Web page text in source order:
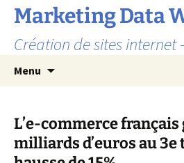
Marketing Data
Création de sites internet
Menu
L’e-commerce français
milliards d’euros au